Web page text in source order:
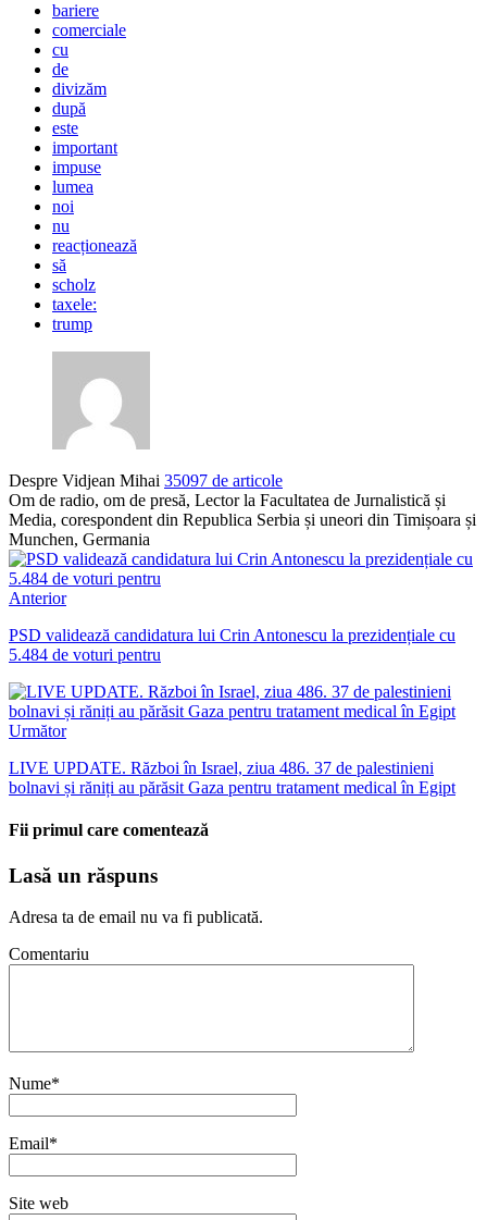
bariere
comerciale
cu
de
divizăm
după
este
important
impuse
lumea
noi
nu
reacționează
să
scholz
taxele:
trump
Despre Vidjean Mihai 35097 de articole
Om de radio, om de presă, Lector la Facultatea de Jurnalistică și
Media, corespondent din Republica Serbia și uneori din Timișoara și
Munchen, Germania
Anterior
PSD validează candidatura lui Crin Antonescu la prezidențiale cu
5.484 de voturi pentru
Următor
LIVE UPDATE. Război în Israel, ziua 486. 37 de palestinieni
bolnavi și răniți au părăsit Gaza pentru tratament medical în Egipt
Fii primul care comentează
Lasă un răspuns
Adresa ta de email nu va fi publicată.
Comentariu
Nume*
Email*
Site web